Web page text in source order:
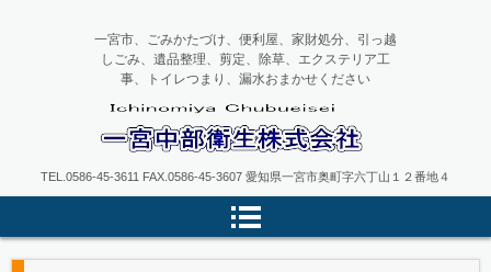
一宮中部衛生
一宮市、ごみかたづけ、便利屋、家財処分、引っ越
しごみ、遺品整理、剪定、除草、エクステリア工
事、トイレつまり、漏水おまかせください
TEL.0586-45-3611 FAX.0586-45-3607 愛知県一宮市奥町字六丁山１２番地４